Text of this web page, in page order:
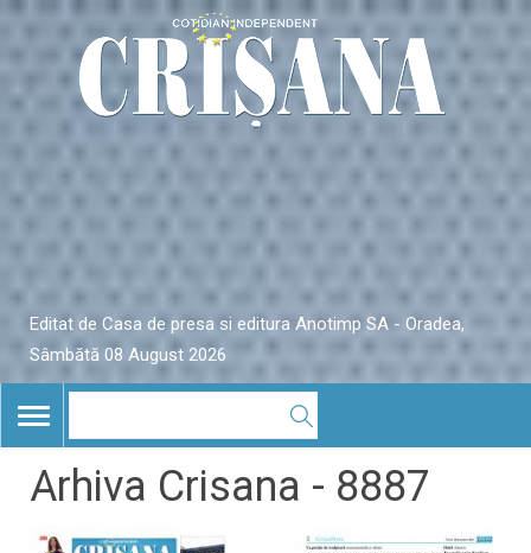
Editat de Casa de presa si editura Anotimp SA - Oradea,
Sâmbătă 08 August 2026
TOGGLE
NAVIGATION
Arhiva Crisana - 8887